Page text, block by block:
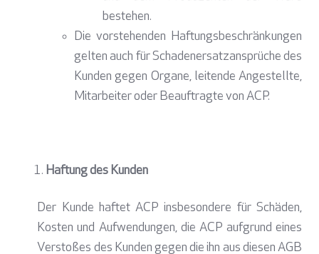
bestehen.
Die vorstehenden Haftungsbeschränkungen
gelten auch für Schadenersatzansprüche des
Kunden gegen Organe, leitende Angestellte,
Mitarbeiter oder Beauftragte von ACP.
Haftung des Kunden
Der Kunde haftet ACP insbesondere für Schäden,
Kosten und Aufwendungen, die ACP aufgrund eines
Verstoßes des Kunden gegen die ihn aus diesen AGB